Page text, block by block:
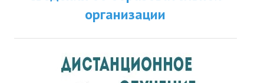
организации